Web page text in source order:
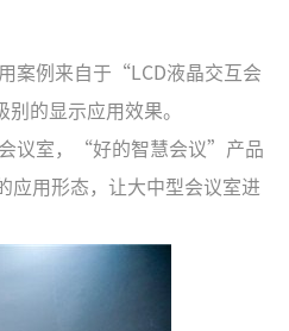
案例来自于“LCD液晶交互会
的显示应用效果。
议室，“好的智慧会议”产品
用形态，让大中型会议室进